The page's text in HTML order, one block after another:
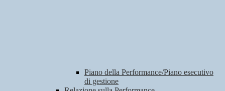
Piano della Performance/Piano esecutivo
di gestione